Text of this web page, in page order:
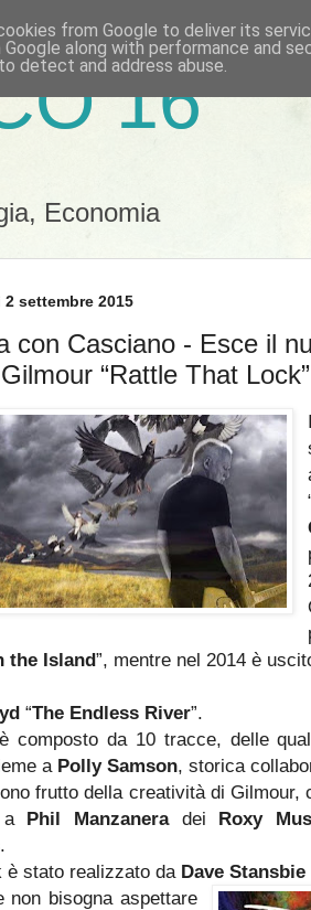
16
Economia
2 settembre 2015
con Casciano - Esce il
“Rattle That Lock”
the Island”, mentre nel 2014 è
“The Endless River”.
è composto da 10 tracce, delle
a Polly Samson, storica
frutto della creatività di Gilmour,
a Phil Manzaneradei Roxy
.
è stato realizzato da Dave Stansbie
non bisogna aspettare
from Google to deliver its
Google along with performance and
detect and address abuse.